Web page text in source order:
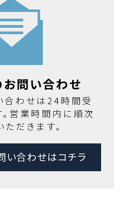
お問い合わせ
合わせは24時間受
営業時間内に順次
だきます。
い合わせはコチラ